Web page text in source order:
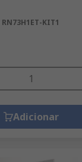
RN73H1ET-KIT1
Adicionar